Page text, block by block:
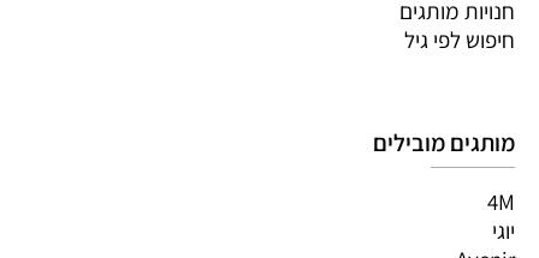
חנויות מותגים
חיפוש לפי גיל
מותגים מובילים
4M
יוגי